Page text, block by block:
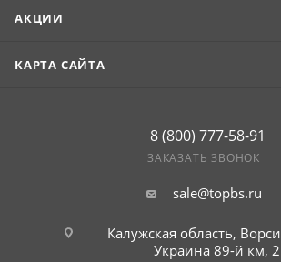
АКЦИИ
КАРТА САЙТА
8 (800) 777-58-91
ЗАКАЗАТЬ ЗВОНОК
sale@topbs.ru
Калужская область,
Украина 89-й км, 2